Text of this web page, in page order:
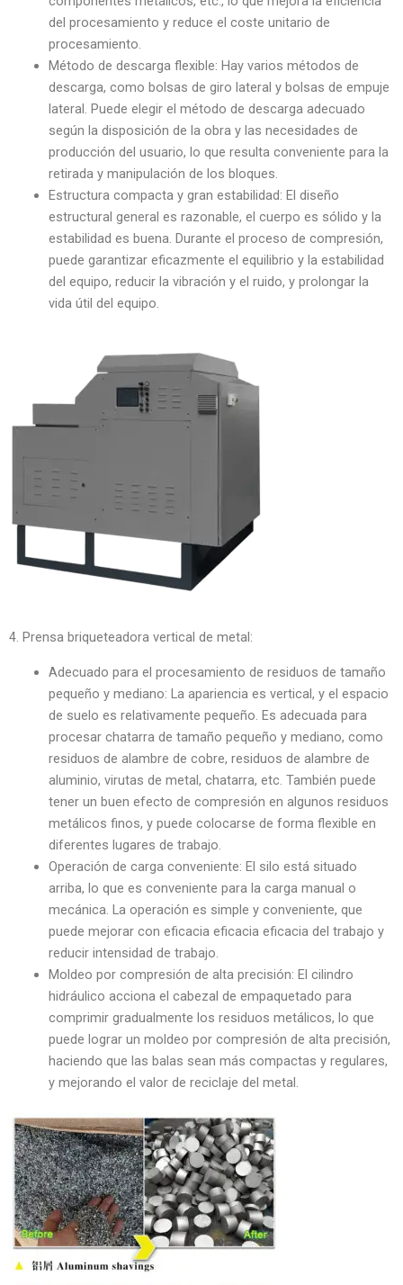
del procesamiento y reduce el coste unitario de
procesamiento.
Método de descarga flexible: Hay varios métodos de
descarga, como bolsas de giro lateral y bolsas de empuje
lateral. Puede elegir el método de descarga adecuado
según la disposición de la obra y las necesidades de
producción del usuario, lo que resulta conveniente para la
retirada y manipulación de los bloques.
Estructura compacta y gran estabilidad: El diseño
estructural general es razonable, el cuerpo es sólido y la
estabilidad es buena. Durante el proceso de compresión,
puede garantizar eficazmente el equilibrio y la estabilidad
del equipo, reducir la vibración y el ruido, y prolongar la
vida útil del equipo.
4. Prensa briqueteadora vertical de metal:
Adecuado para el procesamiento de residuos de tamaño
pequeño y mediano: La apariencia es vertical, y el espacio
de suelo es relativamente pequeño. Es adecuada para
procesar chatarra de tamaño pequeño y mediano, como
residuos de alambre de cobre, residuos de alambre de
aluminio, virutas de metal, chatarra, etc. También puede
tener un buen efecto de compresión en algunos residuos
metálicos finos, y puede colocarse de forma flexible en
diferentes lugares de trabajo.
Operación de carga conveniente: El silo está situado
arriba, lo que es conveniente para la carga manual o
mecánica. La operación es simple y conveniente, que
puede mejorar con eficacia eficacia eficacia del trabajo y
reducir intensidad de trabajo.
Moldeo por compresión de alta precisión: El cilindro
hidráulico acciona el cabezal de empaquetado para
comprimir gradualmente los residuos metálicos, lo que
puede lograr un moldeo por compresión de alta precisión,
haciendo que las balas sean más compactas y regulares,
y mejorando el valor de reciclaje del metal.